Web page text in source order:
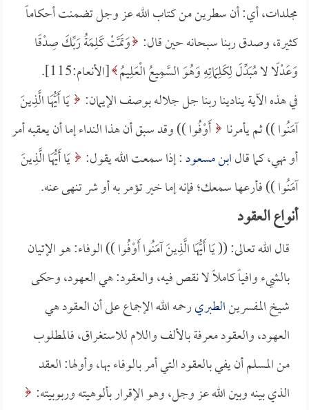
مجلدات، أي: أن سطرين من كتاب الله عز وجل تضمنت أحكاماً
كثيرة، وصدق ربنا سبحانه حين قال: وَتَمَّتْ كَلِمَةُ رَبِّكَ صِدْقًا
وَعَدْلًا لا مُبَدِّلَ لِكَلِمَاتِهِ وَهُوَ السَّمِيعُ الْعَلِيمُ [الأنعام:115].
في هذه الآية ينادينا ربنا جل جلاله بوصف الإيمان: يَا أَيُّهَا الَّذِينَ
آمَنُوا )) ثم يأمرنا أَوْفُوا )) وقد سبق أن هذا النداء إما أن يعقبه أمر
أو نهي، كما قالابن مسعود: إذا سمعت الله يقول: يَا أَيُّهَا الَّذِينَ
آمَنُوا )) فأرعها سمعك؛ فإنه إما خير تؤمر به أو شر تنهى عنه.
أنواع العقود
قال الله تعالى: (( يَا أَيُّهَا الَّذِينَ آمَنُوا أَوْفُوا )) الوفاء: هو الإتيان
بالشيء وافياً كاملاً لا نقص فيه، والعقود: هي العهود، وحكى
شيخ المفسرينالطبريرحمه الله الإجماع على أن العقود هي
العهود، والعقود معرفة بالألف واللام للاستغراق، فالمطلوب
من المسلم أن يفي بالعقود التي أمر بالوفاء بها، وأولها: العقد
الذي بينه وبين الله عز وجل، وهو الإقرار بألوهيته وربوبيته: